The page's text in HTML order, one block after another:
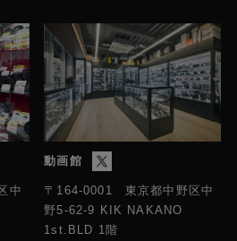
中
動画館
〒164-0001 東京都中野区中
野5-62-9 KIK NAKANO
1st.BLD 1階